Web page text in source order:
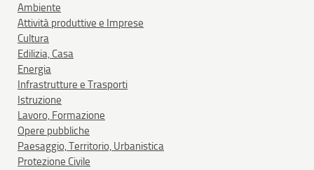
Ambiente
Attività produttive e Imprese
Cultura
Edilizia, Casa
Energia
Infrastrutture e Trasporti
Istruzione
Lavoro, Formazione
Opere pubbliche
Paesaggio, Territorio, Urbanistica
Protezione Civile